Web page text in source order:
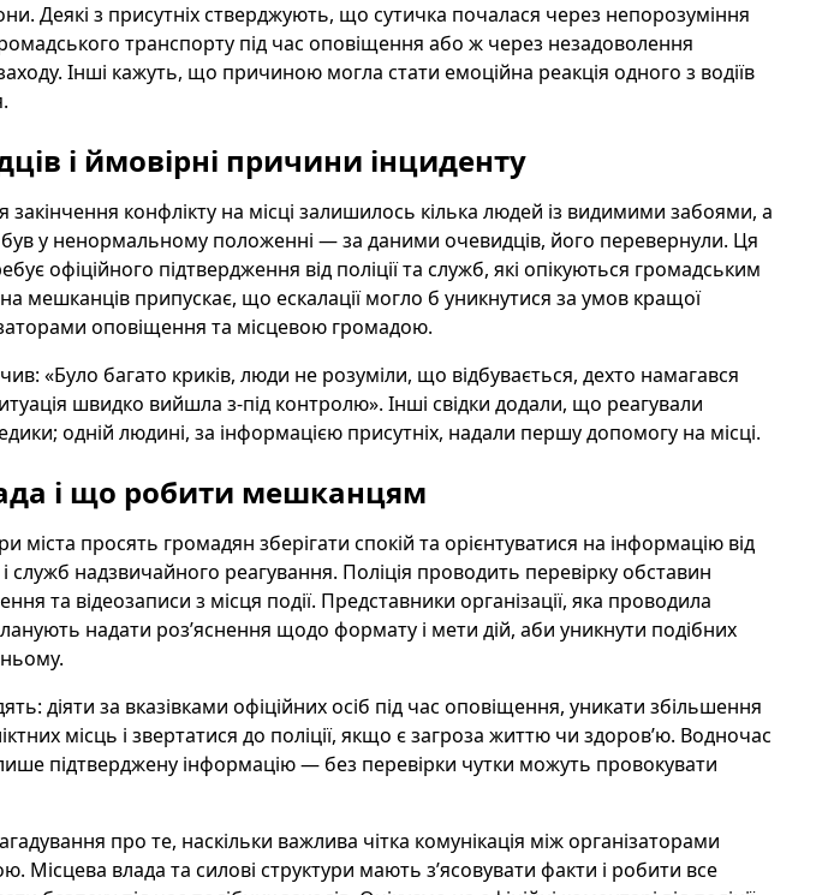
Деякі з присутніх стверджують, що сутичка почалася через непорозуміння
транспорту під час оповіщення або ж через незадоволення
Інші кажуть, що причиною могла стати емоційна реакція одного з водіїв
і ймовірні причини інциденту
закінчення конфлікту на місці залишилось кілька людей із видимими забоями, а
у ненормальному положенні — за даними очевидців, його перевернули. Ця
офіційного підтвердження від поліції та служб, які опікуються громадським
мешканців припускає, що ескалації могло б уникнутися за умов кращої
оповіщення та місцевою громадою.
«Було багато криків, люди не розуміли, що відбувається, дехто намагався
швидко вийшла з-під контролю». Інші свідки додали, що реагували
одній людині, за інформацією присутніх, надали першу допомогу на місці.
і що робити мешканцям
міста просять громадян зберігати спокій та орієнтуватися на інформацію від
служб надзвичайного реагування. Поліція проводить перевірку обставин
та відеозаписи з місця події. Представники організації, яка проводила
надати роз’яснення щодо формату і мети дій, аби уникнути подібних
діяти за вказівками офіційних осіб під час оповіщення, уникати збільшення
місць і звертатися до поліції, якщо є загроза життю чи здоров’ю. Водночас
підтверджену інформацію — без перевірки чутки можуть провокувати
про те, наскільки важлива чітка комунікація між організаторами
Місцева влада та силові структури мають з’ясовувати факти і робити все